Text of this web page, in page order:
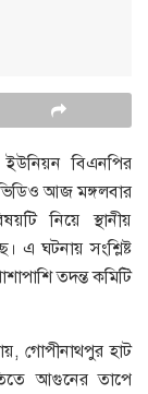
বিএনপির
আজ মঙ্গলবার
নিয়ে স্থানীয়
এ ঘটনায় সংশ্লিষ্ট
তদন্ত কমিটি
গোপীনাথপুর হাট
আগুনের তাপে